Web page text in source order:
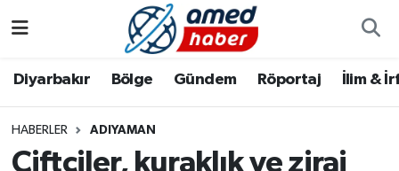
Diyarbakır Bölge Gündem Röportaj İlim &
HABERLER ADIYAMAN
Çiftçiler, kuraklık ve zirai
Bölge
Röportaj
Aile
Asayiş
Diyarbakır Hava Durumu
Diyarbakır Namaz Vakitleri